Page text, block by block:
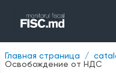
Главная страница
Освобождение от НДС